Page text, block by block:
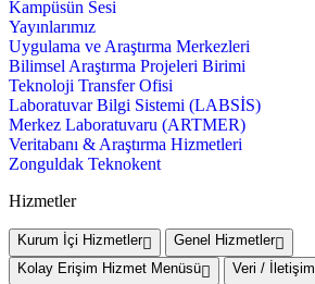
Kampüsün Sesi
Yayınlarımız
Uygulama ve Araştırma Merkezleri
Bilimsel Araştırma Projeleri Birimi
Teknoloji Transfer Ofisi
Laboratuvar Bilgi Sistemi (LABSİS)
Merkez Laboratuvaru (ARTMER)
Veritabanı & Araştırma Hizmetleri
Zonguldak Teknokent
Hizmetler
Kurum İçi Hizmetler
Genel Hizmetler
Kolay Erişim Hizmet Menüsü
Veri / İletişim